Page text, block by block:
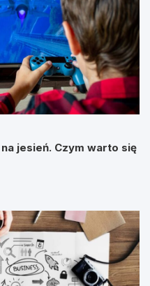
jesień. Czym warto się